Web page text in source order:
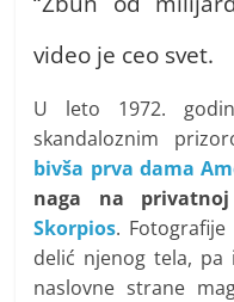
t
n
i
h
v
i
j
video je ceo svet.
U leto 1972.
skandaloznim
bivša prva dama
naga na
Skorpios.
delić njenog tela,
naslovne strane